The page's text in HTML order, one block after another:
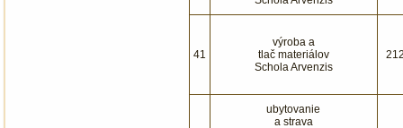
41
výroba a
tlač materiálov
Schola Arvenzis
ubytovanie
a strava